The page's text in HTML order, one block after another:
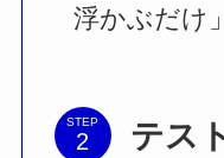
浮かぶだけ
STEP
テス